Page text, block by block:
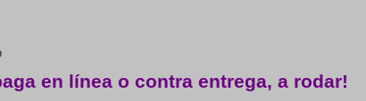
en línea o contra entrega, a rodar!